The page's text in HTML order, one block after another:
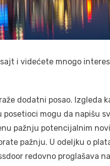
i videćete mnogo
dodatni posao. Izgleda
mogu da napišu
pažnju potencijalnim
pažnju. U odeljku o
redovno proglašava